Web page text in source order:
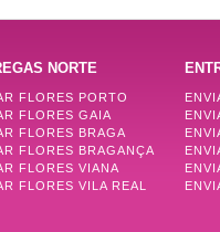
NORTE
FLORES PORTO
FLORES GAIA
FLORES BRAGA
FLORES BRAGANÇA
FLORES VIANA
FLORES VILA REAL